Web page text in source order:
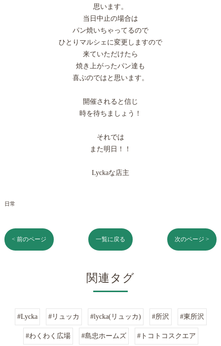
思います。
当日中止の場合は
パン焼いちゃってるので
ひとりマルシェに変更しますので
来ていただけたら
焼き上がったパン達も
喜ぶのではと思います。
開催されると信じ
時を待ちましょう！
それでは
また明日！！
Lyckaな店主
日常
< 前のページ 一覧に戻る 次のページ >
関連タグ
#Lycka #リュッカ #lycka(リュッカ) #所沢 #東所沢
#わくわく広場 #島忠ホームズ #トコトコスクエア